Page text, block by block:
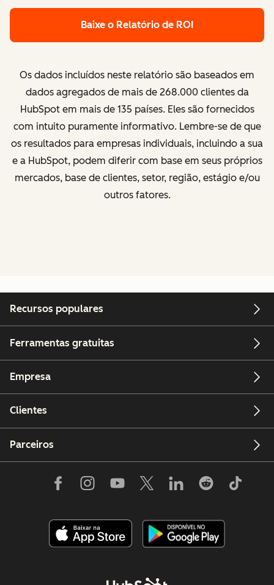
Baixe o Relatório de ROI
Os dados incluídos neste relatório são baseados em
dados agregados de mais de 268.000 clientes da
HubSpot em mais de 135 países. Eles são fornecidos
com intuito puramente informativo. Lembre-se de que
os resultados para empresas individuais, incluindo a sua
e a HubSpot, podem diferir com base em seus próprios
mercados, base de clientes, setor, região, estágio e/ou
outros fatores.
Recursos populares
Ferramentas gratuitas
Empresa
Clientes
Parceiros